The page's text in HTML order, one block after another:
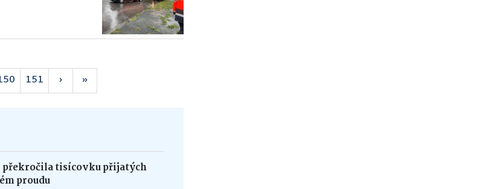
151 › »
překročila tisícovku přijatých
proudu